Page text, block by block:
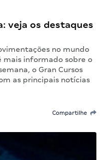
veja os destaques
no mundo
mais informado sobre o
o Gran Cursos
as principais notícias
Compartilhe